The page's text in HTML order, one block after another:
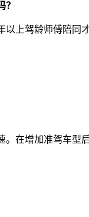
以上驾龄师傅陪同
。在增加准驾车型